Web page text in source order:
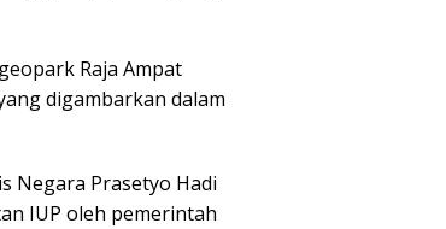
Raja Ampat
digambarkan dalam
Negara Prasetyo Hadi
IUP oleh pemerintah